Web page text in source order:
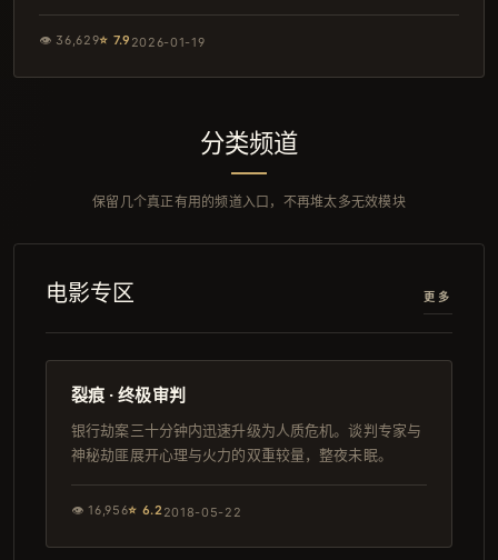
👁 36,629⭐ 7.9 2026-01-19
分类频道
保留几个真正有用的频道入口，不再堆太多无效模块
电影专区 更多
导演剪辑版
123分钟
裂痕 · 终极审判
银行劫案三十分钟内迅速升级为人质危机。谈判专家与
神秘劫匪展开心理与火力的双重较量，整夜未眠。
👁16,956⭐ 6.22018-05-22
109分钟